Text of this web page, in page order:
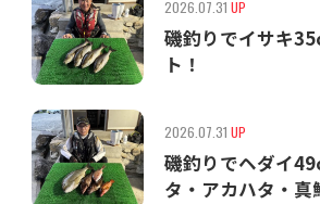
2026.07.31 UP
磯釣りでイサキ
ト！
2026.07.31 UP
磯釣りでヘダイ
タ・アカハタ・真